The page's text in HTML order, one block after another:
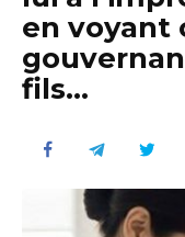
en voyant
fils…